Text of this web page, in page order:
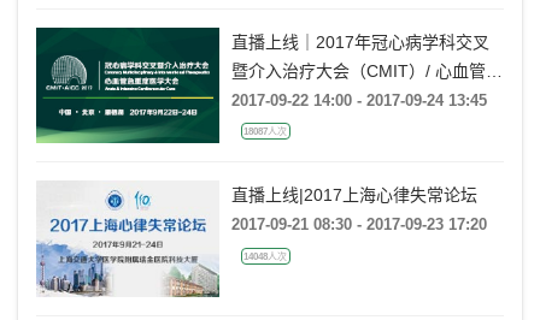
直播上线｜2017年冠心病学科交叉
暨介入治疗大会（CMIT）/ 心血管急
重症医学大会（AICC）
2017-09-22 14:00 - 2017-09-24 13:45
18087人次
直播上线|2017上海心律失常论坛
2017-09-21 08:30 - 2017-09-23 17:20
14048人次